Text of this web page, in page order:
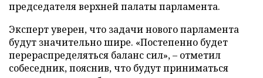
председателя верхней палаты парламента.
Эксперт уверен, что задачи нового парламента
будут значительно шире. «Постепенно будет
перераспределяться баланс сил», – отметил
собеседник, пояснив, что будут приниматься